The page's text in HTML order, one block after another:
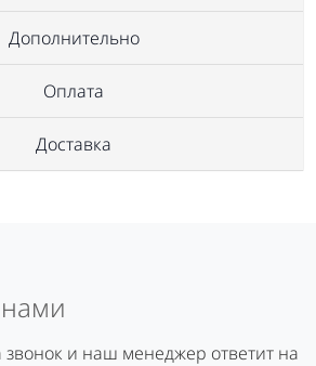
Дополнительно
Оплата
Доставка
звонок и наш менеджер ответит на